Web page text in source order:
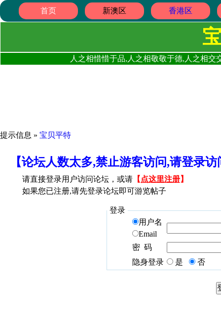
首页 新澳区 香港区
人之相惜惜于品,人之相敬敬于德,人之相
提示信息 » 宝贝平特
【论坛人数太多,禁止游客访问,请登录
请直接登录用户访问论坛，或请 【 点这里注册】
如果您已注册,请先登录论坛即可游览帖子
登录
用户名
Email
密 码
隐身登录
是 否